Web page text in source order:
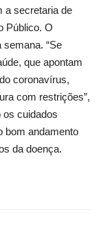
a secretaria de
Público. O
“Se
que apontam
coronavírus,
com restrições”,
os cuidados
bom andamento
da doença.